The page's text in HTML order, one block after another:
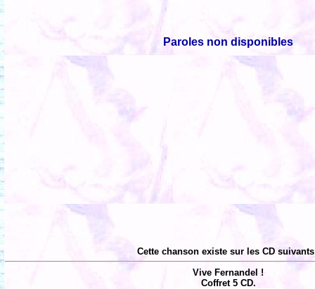
Paroles non disponibles
Cette chanson existe sur les CD
Vive Fernandel !
Coffret 5 CD.